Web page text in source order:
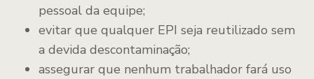
pessoal da equipe;
evitar que qualquer EPI seja reutilizado sem
a devida descontaminação;
assegurar que nenhum trabalhador fará uso